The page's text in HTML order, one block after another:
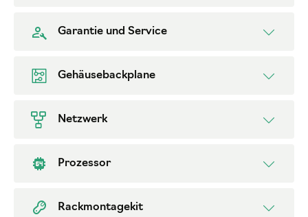
Garantie und Service
Gehäusebackplane
Netzwerk
Prozessor
Rackmontagekit